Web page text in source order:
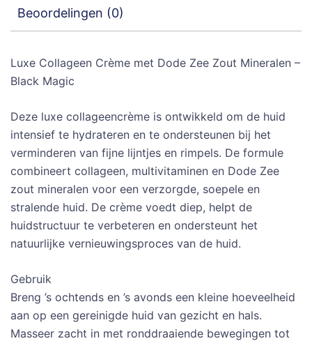
Beoordelingen (0)
Luxe Collageen Crème met Dode Zee Zout Mineralen –
Black Magic
Deze luxe collageencrème is ontwikkeld om de huid
intensief te hydrateren en te ondersteunen bij het
verminderen van fijne lijntjes en rimpels. De formule
combineert collageen, multivitaminen en Dode Zee
zout mineralen voor een verzorgde, soepele en
stralende huid. De crème voedt diep, helpt de
huidstructuur te verbeteren en ondersteunt het
natuurlijke vernieuwingsproces van de huid.
Gebruik
Breng ’s ochtends en ’s avonds een kleine hoeveelheid
aan op een gereinigde huid van gezicht en hals.
Masseer zacht in met ronddraaiende bewegingen tot